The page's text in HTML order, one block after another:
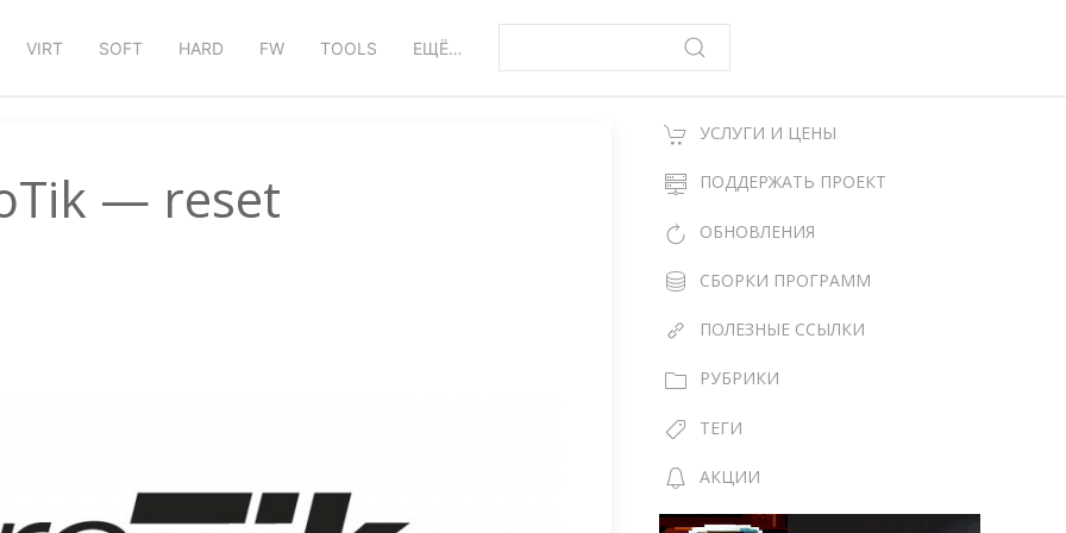
VIRT SOFT HARD FW TOOLS ЕЩЁ…
— reset
УСЛУГИ И ЦЕНЫ
ПОДДЕРЖАТЬ ПРОЕКТ
ОБНОВЛЕНИЯ
СБОРКИ ПРОГРАММ
ПОЛЕЗНЫЕ ССЫЛКИ
РУБРИКИ
ТЕГИ
АКЦИИ